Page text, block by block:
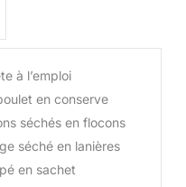
à l’emploi
en conserve
séchés en flocons
séché en lanières
en sachet